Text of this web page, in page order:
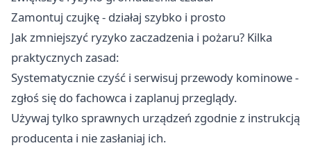
Zamontuj czujkę - działaj szybko i prosto
Jak zmniejszyć ryzyko zaczadzenia i pożaru? Kilka
praktycznych zasad:
Systematycznie czyść i serwisuj przewody kominowe -
zgłoś się do fachowca i zaplanuj przeglądy.
Używaj tylko sprawnych urządzeń zgodnie z instrukcją
producenta i nie zasłaniaj ich.